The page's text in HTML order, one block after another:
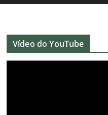
Vídeo do YouTube